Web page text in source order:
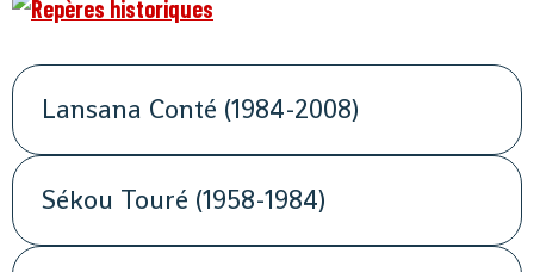
Lansana Conté (1984-2008)
Sékou Touré (1958-1984)